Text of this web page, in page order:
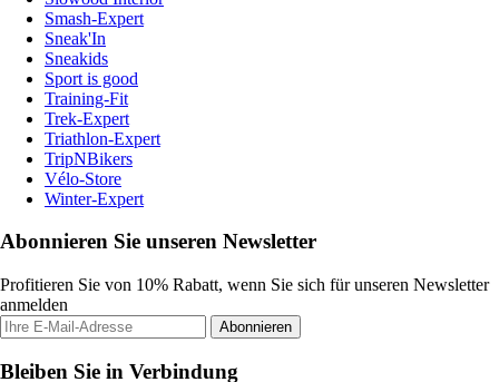
Smash-Expert
Sneak'In
Sneakids
Sport is good
Training-Fit
Trek-Expert
Triathlon-Expert
TripNBikers
Vélo-Store
Winter-Expert
Abonnieren Sie unseren Newsletter
Profitieren Sie von 10% Rabatt, wenn Sie sich für unseren Newsletter
anmelden
Abonnieren
Bleiben Sie in Verbindung